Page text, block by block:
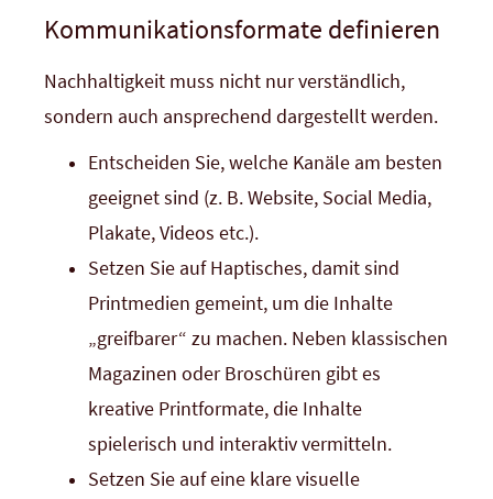
Kommunikationsformate definieren
Nachhaltigkeit muss nicht nur verständlich,
sondern auch ansprechend dargestellt werden.
Entscheiden Sie, welche Kanäle am besten
geeignet sind (z. B. Website, Social Media,
Plakate, Videos etc.).
Setzen Sie auf Haptisches, damit sind
Printmedien gemeint, um die Inhalte
„greifbarer“ zu machen. Neben klassischen
Magazinen oder Broschüren gibt es
kreative Printformate, die Inhalte
spielerisch und interaktiv vermitteln.
Setzen Sie auf eine klare visuelle